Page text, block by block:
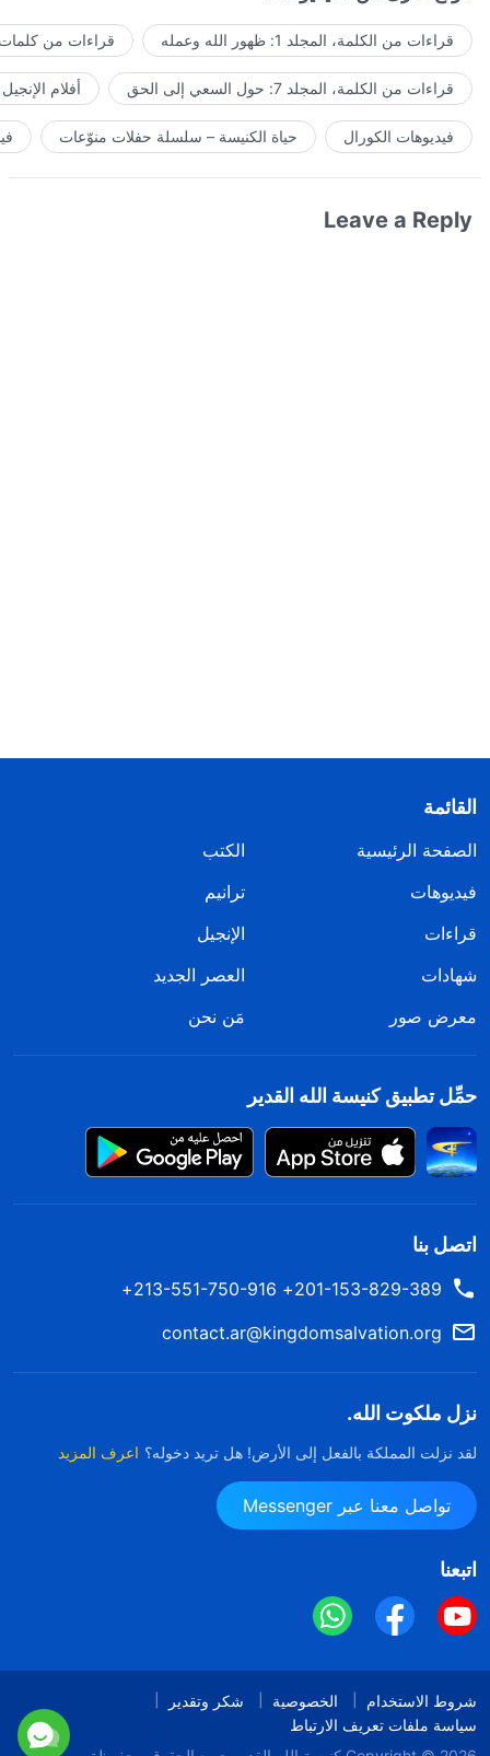
قراءات من الكلمة، المجلد 1: ظهور الله وعمله قراءات من كلمات
قراءات من الكلمة، المجلد 7: حول السعي إلى الحق أفلام الإنجيل
فيديوهات الكورال حياة الكنيسة – سلسلة حفلات منوّعات
Leave a Reply
القائمة
الصفحة الرئيسية
الكتب
فيديوهات
ترانيم
قراءات
الإنجيل
شهادات
العصر الجديد
معرض صور
مَن نحن
حمِّل تطبيق كنيسة الله القدير
اتصل بنا
201-153-829-389+ 213-551-750-916+
contact.ar@kingdomsalvation.org
نزل ملكوت الله.
لقد نزلت المملكة بالفعل إلى الأرض! هل تريد دخوله؟ اعرف المزيد
تواصل معنا عبر Messenger
اتبعنا
شروط الاستخدام الخصوصية
شكر وتقدير
سياسة ملفات تعريف الارتباط